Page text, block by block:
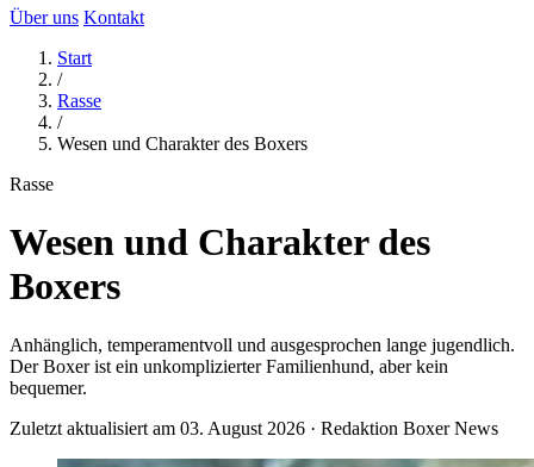
Über uns Kontakt
Start
/
Rasse
/
Wesen und Charakter des Boxers
Rasse
Wesen und Charakter des
Boxers
Anhänglich, temperamentvoll und ausgesprochen lange jugendlich.
Der Boxer ist ein unkomplizierter Familienhund, aber kein
bequemer.
Zuletzt aktualisiert am 03. August 2026 · Redaktion Boxer News